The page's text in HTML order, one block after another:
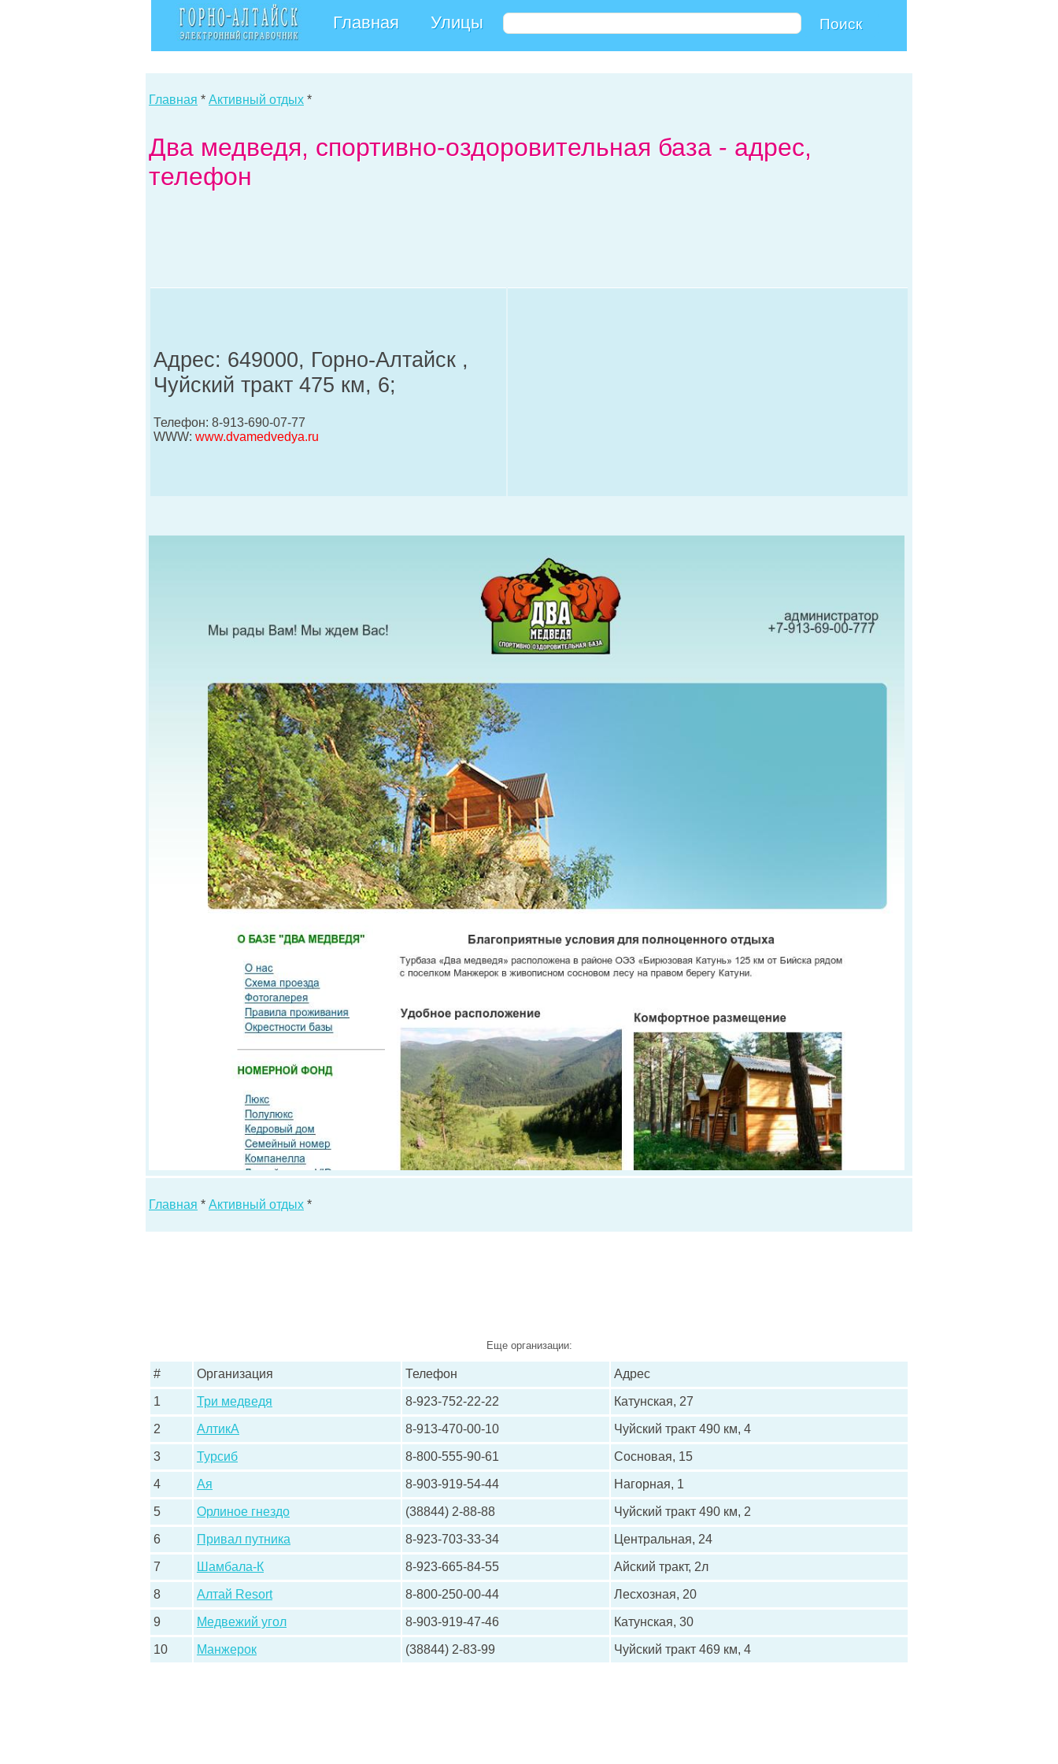
Главная Улицы
Главная * Активный отдых *
Два медведя, спортивно-оздоровительная база - адрес,
телефон
Адрес: 649000, Горно-Алтайск ,
Чуйский тракт 475 км, 6;
Телефон: 8-913-690-07-77
WWW: www.dvamedvedya.ru
Главная * Активный отдых *
Еще организации:
# Организация Телефон Адрес
1 Три медведя 8-923-752-22-22 Катунская, 27
2 АлтикА 8-913-470-00-10 Чуйский тракт 490 км, 4
3 Турсиб 8-800-555-90-61 Сосновая, 15
4 Ая 8-903-919-54-44 Нагорная, 1
5 Орлиное гнездо (38844) 2-88-88 Чуйский тракт 490 км, 2
6 Привал путника 8-923-703-33-34 Центральная, 24
7 Шамбала-К 8-923-665-84-55 Айский тракт, 2л
8 Алтай Resort 8-800-250-00-44 Лесхозная, 20
9 Медвежий угол 8-903-919-47-46 Катунская, 30
10 Манжерок (38844) 2-83-99 Чуйский тракт 469 км, 4